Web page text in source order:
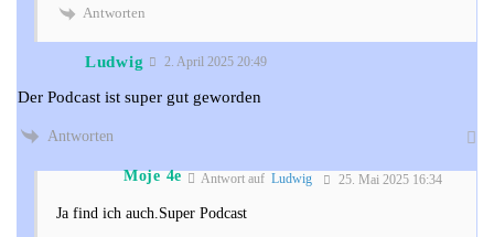
Antworten
Ludwig 2. April 2025 20:49
Der Podcast ist super gut geworden
Antworten
Moje 4e Antwort auf Ludwig 25. Mai 2025 16:34
Ja find ich auch.Super Podcast